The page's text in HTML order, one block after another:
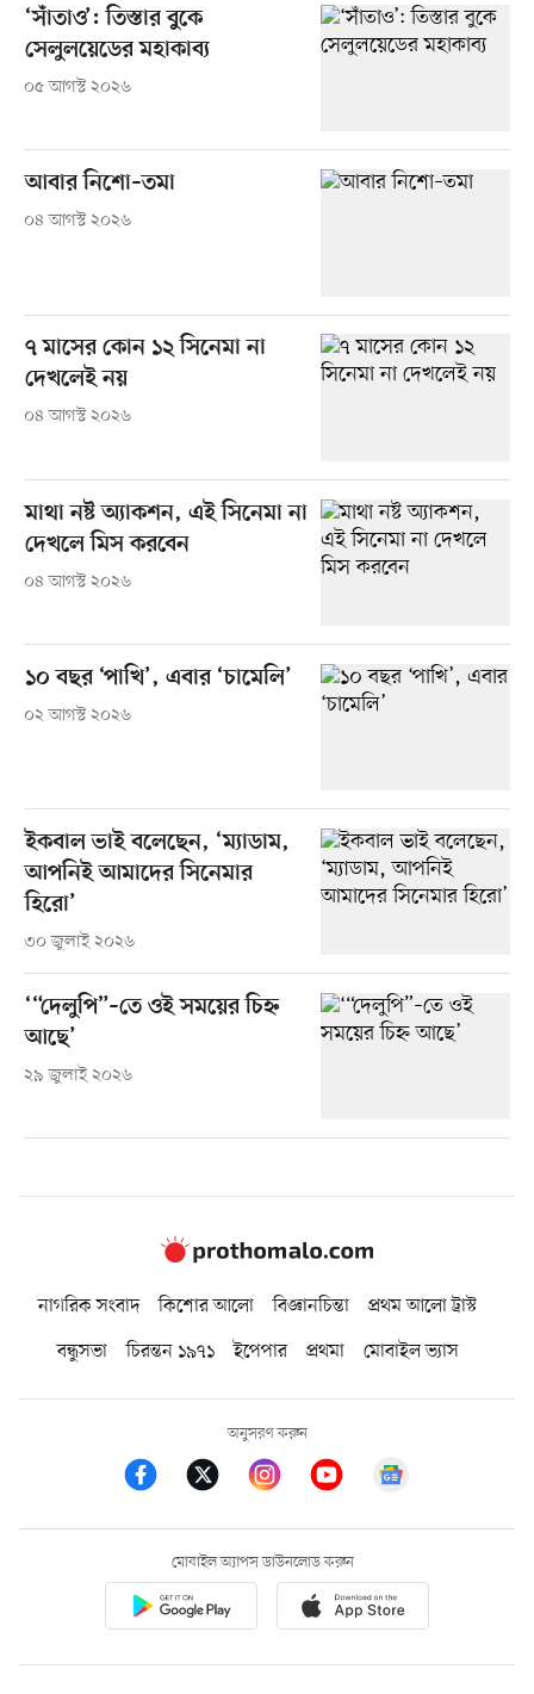
‘সাঁতাও’: তিস্তার বুকে
সেলুলয়েডের মহাকাব্য
০৫ আগস্ট ২০২৬
আবার নিশো–তমা
০৪ আগস্ট ২০২৬
৭ মাসের কোন ১২ সিনেমা না
দেখলেই নয়
০৪ আগস্ট ২০২৬
মাথা নষ্ট অ্যাকশন, এই সিনেমা না
দেখলে মিস করবেন
০৪ আগস্ট ২০২৬
১০ বছর ‘পাখি’, এবার ‘চামেলি’
০২ আগস্ট ২০২৬
ইকবাল ভাই বলেছেন, ‘ম্যাডাম,
আপনিই আমাদের সিনেমার
হিরো’
৩০ জুলাই ২০২৬
‘“দেলুপি”–তে ওই সময়ের চিহ্ন
আছে’
২৯ জুলাই ২০২৬
নাগরিক সংবাদ কিশোর আলো বিজ্ঞানচিন্তা
প্রথম আলো ট্রাস্ট
বন্ধুসভা
চিরন্তন ১৯৭১ ইপেপার প্রথমা মোবাইল ভ্যাস
অনুসরণ করুন
মোবাইল অ্যাপস ডাউনলোড করুন